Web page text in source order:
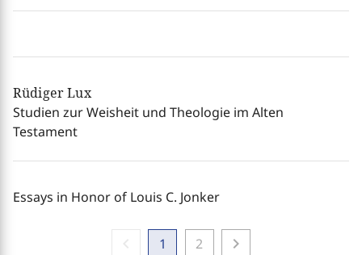
Rüdiger Lux
Studien zur Weisheit und Theologie im Alten
Testament
Essays in Honor of Louis C. Jonker
1 2 chevron_right